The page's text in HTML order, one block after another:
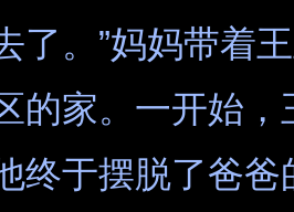
了。”妈妈带着
的家。一开始，
终于摆脱了爸爸